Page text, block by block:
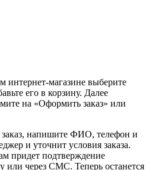
интернет-магазине выберите
его в корзину. Далее
на «Оформить заказ» или
напишите ФИО, телефон и
и уточнит условия заказа.
придет подтверждение
или через СМС. Теперь останется